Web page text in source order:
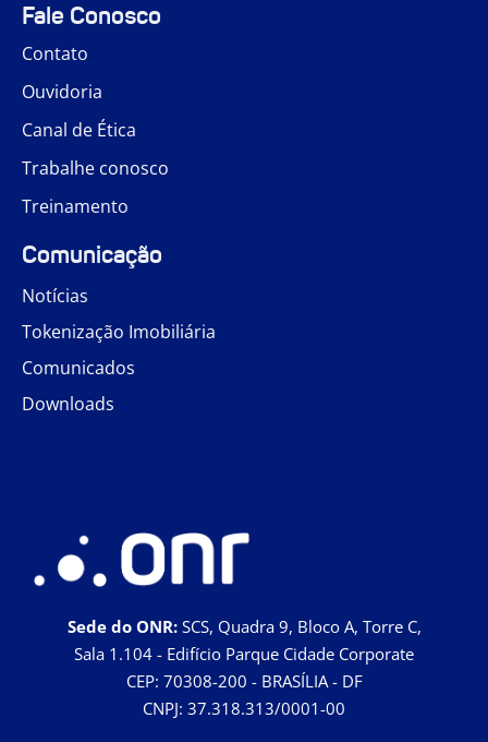
Fale Conosco
Contato
Ouvidoria
Canal de Ética
Trabalhe conosco
Treinamento
Comunicação
Notícias
Tokenização Imobiliária
Comunicados
Downloads
Sede do ONR:SCS, Quadra 9, Bloco A, Torre C,
Sala 1.104 - Edifício Parque Cidade Corporate
CEP: 70308-200 - BRASÍLIA - DF
CNPJ: 37.318.313/0001-00